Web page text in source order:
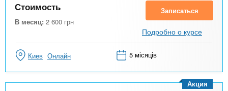
Стоимость
В месяц: 2 600 грн
Записаться
Подробно о курсе
Киев Онлайн 5 місяців
Акция